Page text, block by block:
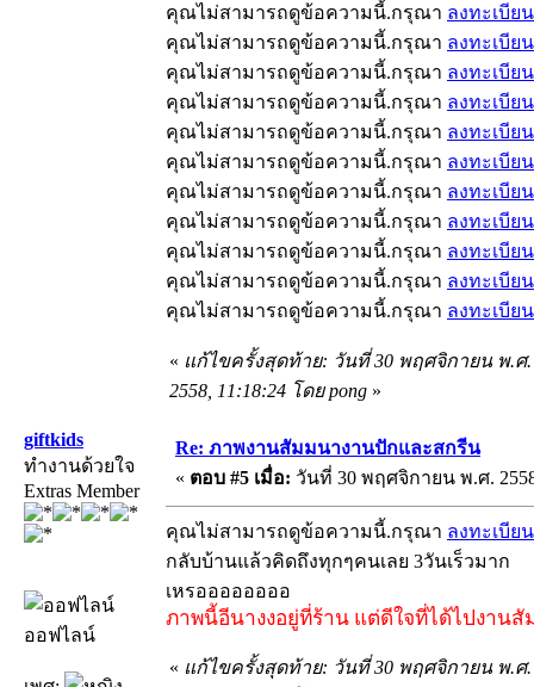
คุณไม่สามารถดูข้อความนี้.กรุณา ลงทะเบียน
คุณไม่สามารถดูข้อความนี้.กรุณา ลงทะเบียน
คุณไม่สามารถดูข้อความนี้.กรุณา ลงทะเบียน
คุณไม่สามารถดูข้อความนี้.กรุณา ลงทะเบียน
คุณไม่สามารถดูข้อความนี้.กรุณา ลงทะเบียน
คุณไม่สามารถดูข้อความนี้.กรุณา ลงทะเบียน
คุณไม่สามารถดูข้อความนี้.กรุณา ลงทะเบียน
คุณไม่สามารถดูข้อความนี้.กรุณา ลงทะเบียน
คุณไม่สามารถดูข้อความนี้.กรุณา ลงทะเบียน
คุณไม่สามารถดูข้อความนี้.กรุณา ลงทะเบียน
คุณไม่สามารถดูข้อความนี้.กรุณา ลงทะเบียน
« แก้ไขครั้งสุดท้าย: วันที่ 30 พฤศจิกายน พ.ศ.
2558, 11:18:24 โดย pong »
giftkids
ทำงานด้วยใจ
Extras Member
ออฟไลน์
Re: ภาพงานสัมมนางานปักและสกรีน
« ตอบ #5 เมื่อ: วันที่ 30 พฤศจิกายน พ.ศ.
คุณไม่สามารถดูข้อความนี้.กรุณา ลงทะเบียน
กลับบ้านแล้วคิดถึงทุกๆคนเลย 3วันเร็วมาก
เหรออออออออ
ภาพนี้อีนางงอยู่ที่ร้าน แต่ดีใจที่ได้ไปงาน
« แก้ไขครั้งสุดท้าย: วันที่ 30 พฤศจิกายน พ.ศ.